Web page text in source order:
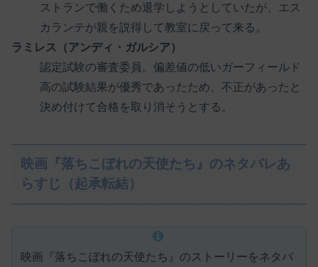
ストランで働くため退学しようとしていたが、エス
カランテが親を説得して教室に戻って来る。
ラミレス（アンディ・ガルシア）
認定試験の審査委員。偏差値の低いガーフィールド
高の試験結果が優秀であったため、不正があったと
決め付けて合格を取り消そうとする。
映画『落ちこぼれの天使たち』のネタバレあ
らすじ（起承転結）
映画『落ちこぼれの天使たち』のストーリーをネタバ